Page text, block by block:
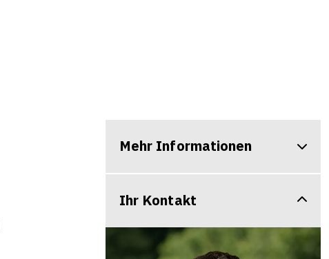
Mehr Informationen
Ihr Kontakt